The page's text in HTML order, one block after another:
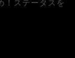
！ステータスを